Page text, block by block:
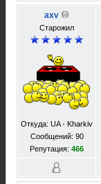
axv
Старожил
Откуда: UA - Kharkiv
Сообщений: 90
Репутация: 466